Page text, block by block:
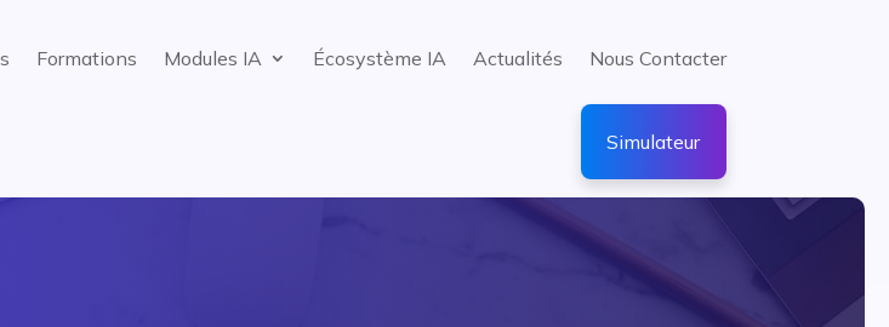
Formations Modules IA Écosystème IA Actualités Nous Contacter
Simulateur